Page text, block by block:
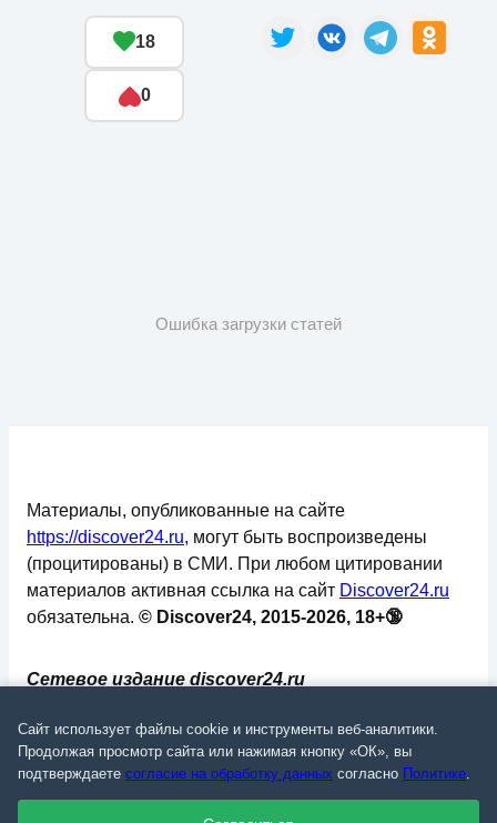
18
0
Ошибка загрузки статей
Сетевое издание discover24.ru
надзору в сфере связи, информационных
технологий и массовых коммуникаций
(Роскомнадзор). Регистрационный номер: ЭЛ №
Материалы, опубликованные на сайте
https://discover24.ru, могут быть воспроизведены
(процитированы) в СМИ. При любом цитировании
материалов активная ссылка на сайт Discover24.ru
обязательна. © Discover24, 2015-2026, 18+🔞
Сайт использует файлы cookie и инструменты веб-аналитики.
Продолжая просмотр сайта или нажимая кнопку «ОК», вы
подтверждаете согласие на обработку данных согласно Политике.